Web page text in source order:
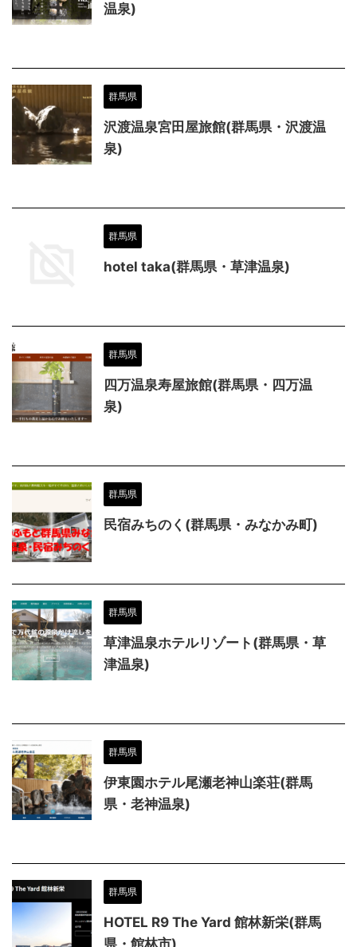
温泉)
群馬県
沢渡温泉宮田屋旅館(群馬県・沢渡温
泉)
群馬県
hotel taka(群馬県・草津温泉)
群馬県
四万温泉寿屋旅館(群馬県・四万温
泉)
群馬県
民宿みちのく(群馬県・みなかみ町)
群馬県
草津温泉ホテルリゾート(群馬県・草
津温泉)
群馬県
伊東園ホテル尾瀬老神山楽荘(群馬
県・老神温泉)
群馬県
HOTEL R9 The Yard 館林新栄(群馬
県・館林市)